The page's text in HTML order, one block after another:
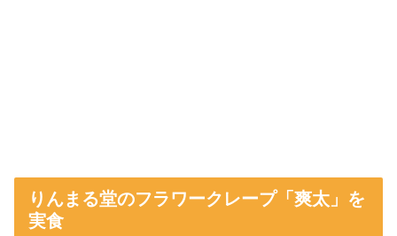
りんまる堂のフラワークレープ「爽太」を
実食